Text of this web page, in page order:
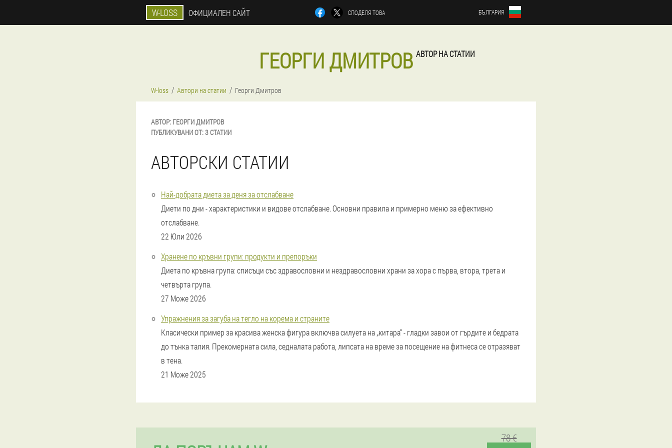
W-LOSS ОФИЦИАЛЕН САЙТ СПОДЕЛЯ ТОВА БЪЛГАРИЯ
ГЕОРГИ ДМИТРОВ АВТОР НА СТАТИИ
W-loss Автори на статии Георги Дмитров
АВТОР: ГЕОРГИДМИТРОВ
ПУБЛИКУВАНИ ОТ:3 СТАТИИ
АВТОРСКИ СТАТИИ
Най-добрата диета за деня за отслабване
Диети по дни - характеристики и видове отслабване. Основни правила и примерно меню за ефективно
отслабване.
22 Юли 2026
Хранене по кръвни групи: продукти и препоръки
Диета по кръвна група: списъци със здравословни и нездравословни храни за хора с първа, втора, трета и
четвърта група.
27 Може 2026
Упражнения за загуба на тегло на корема и страните
Класически пример за красива женска фигура включва силуета на „китара“ - гладки завои от гърдите и бедрата
до тънка талия. Прекомерната сила, седналата работа, липсата на време за посещение на фитнеса се отразяват
в тена.
21 Може 2025
78 €